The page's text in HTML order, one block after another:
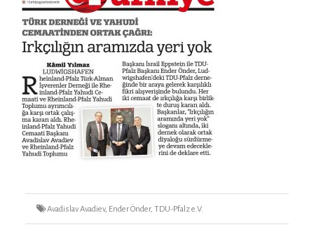
TagsAvadislav Avadiev, Ender Önder,TDU-Pfalz e.V.